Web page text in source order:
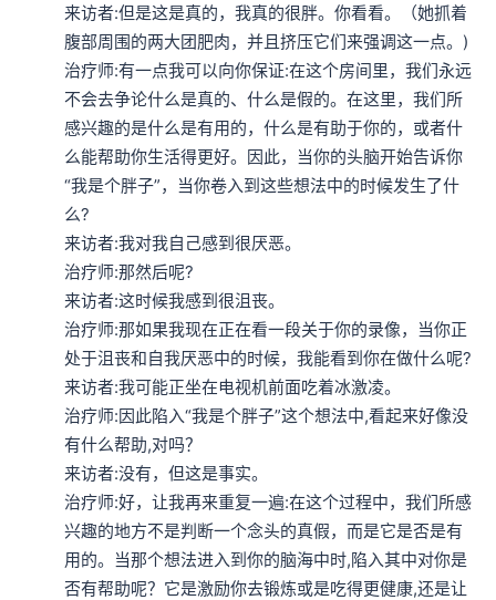
来访者:但是这是真的，我真的很胖。你看看。（她抓着
腹部周围的两大团肥肉，并且挤压它们来强调这一点。)
治疗师:有一点我可以向你保证:在这个房间里，我们永远
不会去争论什么是真的、什么是假的。在这里，我们所
感兴趣的是什么是有用的，什么是有助于你的，或者什
么能帮助你生活得更好。因此，当你的头脑开始告诉你
“我是个胖子”，当你卷入到这些想法中的时候发生了什
么?
来访者:我对我自己感到很厌恶。
治疗师:那然后呢?
来访者:这时候我感到很沮丧。
治疗师:那如果我现在正在看一段关于你的录像，当你正
处于沮丧和自我厌恶中的时候，我能看到你在做什么呢?
来访者:我可能正坐在电视机前面吃着冰激凌。
治疗师:因此陷入“我是个胖子”这个想法中,看起来好像没
有什么帮助,对吗？
来访者:没有，但这是事实。
治疗师:好，让我再来重复一遍:在这个过程中，我们所感
兴趣的地方不是判断一个念头的真假，而是它是否是有
用的。当那个想法进入到你的脑海中时,陷入其中对你是
否有帮助呢？它是激励你去锻炼或是吃得更健康,还是让